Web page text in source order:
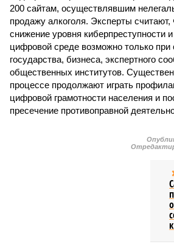
200 сайтам, осуществлявшим
продажу алкоголя. Эксперты
снижение уровня киберпреступности и
цифровой среде возможно только
государства, бизнеса, экспертного
общественных институтов.
процессе продолжают играть
цифровой грамотности населения и
пресечение противоправной